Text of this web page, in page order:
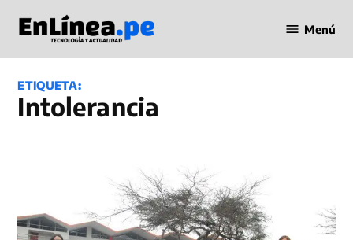
contenido
en Línea
Menú
ETIQUETA:
Intolerancia